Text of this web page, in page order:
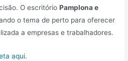
O escritórioPamplona e
o tema de perto para oferecer
a empresas e trabalhadores.
aqui.